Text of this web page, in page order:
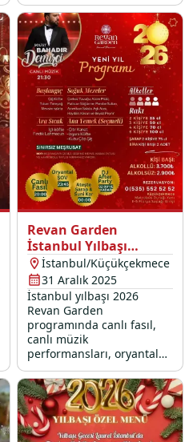
davet ediyor.
Revan Garden
İstanbul Yılbaşı
Programı 2026
İstanbul/Küçükçekmece
31 Aralık 2025
İstanbul yılbaşı 2026
Revan Garden
programında canlı fasıl,
canlı müzik
performansları, oryantal
show ve DJ partisi ile dolu
dolu bir 31 Aralık 2025
yılbaşı gecesi sizleri
bekliyor.